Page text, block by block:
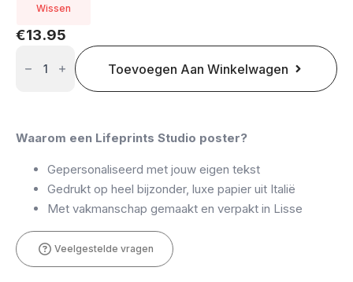
Wissen
€13.95
eigen
Toevoegen Aan Winkelwagen
Waarom een Lifeprints Studio poster?
Gepersonaliseerd met jouw eigen tekst
Gedrukt op heel bijzonder, luxe papier uit Italië
Met vakmanschap gemaakt en verpakt in Lisse
Veelgestelde vragen